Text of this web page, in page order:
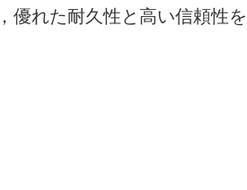
優れた耐久性と高い信頼性を